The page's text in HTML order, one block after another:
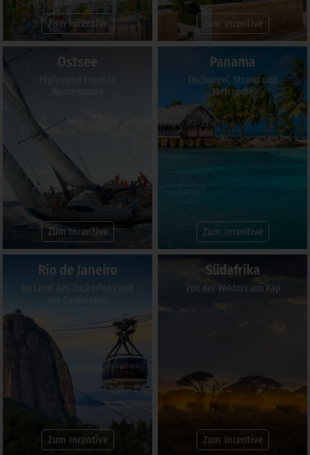
Zum Incentive Zum Incentive
Ostsee
Highspeed Event in
Zum Incentive
Panama
Dschungel, Strand und
Metropole
Zum Incentive
Rio de Janeiro
Im Land des Zuckerhuts und
der Caipirinhas
Zum Incentive
Südafrika
Von der Wildnis ans Kap
Zum Incentive